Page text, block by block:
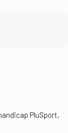
PluSport,